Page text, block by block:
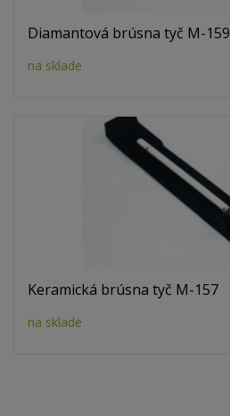
Diamantová brúsna tyč M-159
na sklade
Keramická brúsna tyč M-157
na sklade